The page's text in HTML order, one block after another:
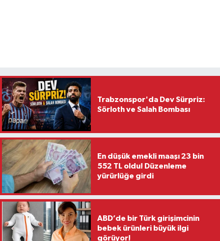
Trabzonspor'da Dev Sürpriz:
Sörloth ve Salah Bombası
En düşük emekli maaşı 23 bin
552 TL oldu! Düzenleme
yürürlüğe girdi
ABD’de bir Türk girişimcinin
bebek ürünleri büyük ilgi
görüyor!